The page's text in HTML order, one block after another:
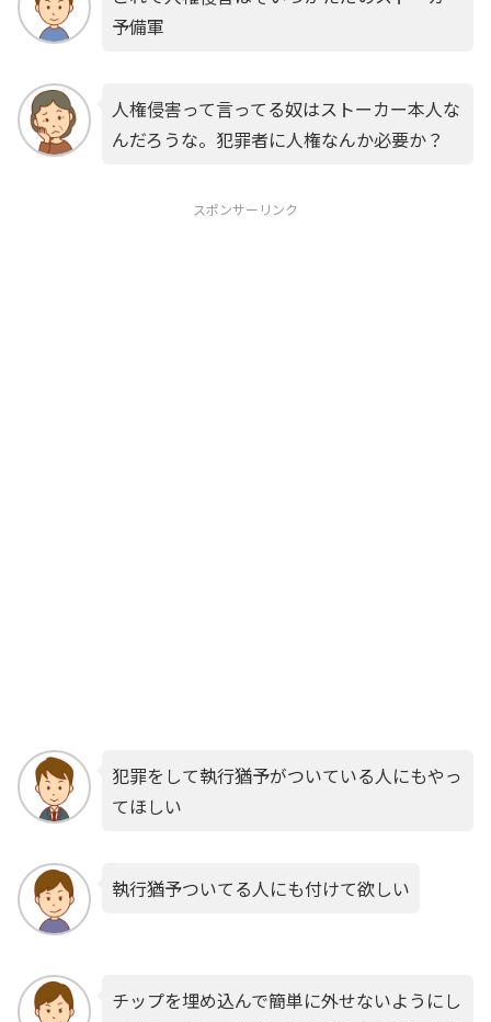
予備軍
人権侵害って言ってる奴はストーカー本人な
んだろうな。犯罪者に人権なんか必要か？
スポンサーリンク
犯罪をして執行猶予がついている人にもやっ
てほしい
執行猶予ついてる人にも付けて欲しい
チップを埋め込んで簡単に外せないようにし